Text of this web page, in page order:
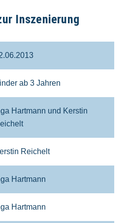
Inszenierung
ab 3 Jahren
Hartmann und Kerstin
Reichelt
Hartmann
Hartmann